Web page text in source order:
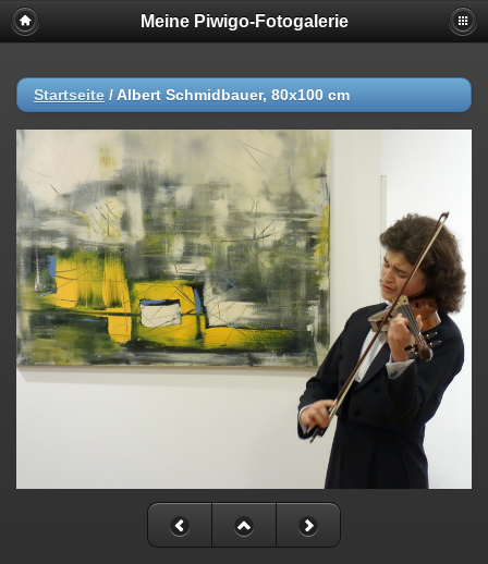
Meine Piwigo-Fotogalerie
Startseite / Albert Schmidbauer, 80x100 cm